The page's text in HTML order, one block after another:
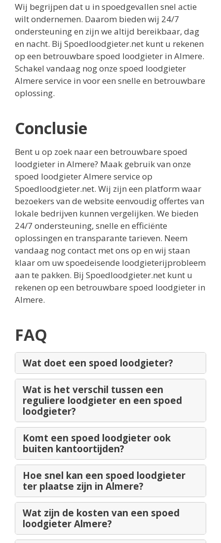
Wij begrijpen dat u in spoedgevallen snel actie
wilt ondernemen. Daarom bieden wij 24/7
ondersteuning en zijn we altijd bereikbaar, dag
en nacht. Bij Spoedloodgieter.net kunt u rekenen
op een betrouwbare spoed loodgieter in Almere.
Schakel vandaag nog onze spoed loodgieter
Almere service in voor een snelle en betrouwbare
oplossing.
Conclusie
Bent u op zoek naar een betrouwbare spoed
loodgieter in Almere? Maak gebruik van onze
spoed loodgieter Almere service op
Spoedloodgieter.net. Wij zijn een platform waar
bezoekers van de website eenvoudig offertes van
lokale bedrijven kunnen vergelijken. We bieden
24/7 ondersteuning, snelle en efficiënte
oplossingen en transparante tarieven. Neem
vandaag nog contact met ons op en wij staan
klaar om uw spoedeisende loodgieterijprobleem
aan te pakken. Bij Spoedloodgieter.net kunt u
rekenen op een betrouwbare spoed loodgieter in
Almere.
FAQ
Wat doet een spoed loodgieter?
Wat is het verschil tussen een
reguliere loodgieter en een spoed
loodgieter?
Komt een spoed loodgieter ook
buiten kantoortijden?
Hoe snel kan een spoed loodgieter
ter plaatse zijn in Almere?
Wat zijn de kosten van een spoed
loodgieter Almere?